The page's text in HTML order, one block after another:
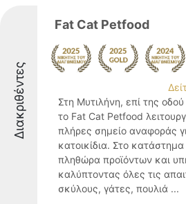
Διακριθέντες
Fat Cat Petfood
Στη Μυτιλήνη, επί της
το Fat Cat Petfood
πλήρες σημείο αναφοράς
κατοικίδια. Στο
πληθώρα προϊόντων και
καλύπτοντας όλες τις
σκύλους, γάτες, πουλιά ...